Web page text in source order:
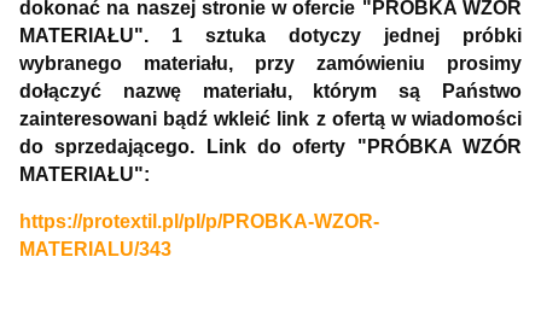
dokonać na naszej stronie w ofercie "PRÓBKA WZÓR
MATERIAŁU". 1 sztuka dotyczy jednej próbki
wybranego materiału, przy zamówieniu prosimy
dołączyć nazwę materiału, którym są Państwo
zainteresowani bądź wkleić link z ofertą w wiadomości
do sprzedającego. Link do oferty "PRÓBKA WZÓR
MATERIAŁU":
https://protextil.pl/pl/p/PROBKA-WZOR-
MATERIALU/343